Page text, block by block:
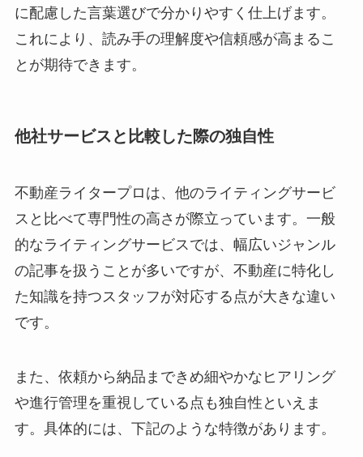
に配慮した言葉選びで分かりやすく仕上げます。
これにより、読み手の理解度や信頼感が高まるこ
とが期待できます。
他社サービスと比較した際の独自性
不動産ライタープロは、他のライティングサービ
スと比べて専門性の高さが際立っています。一般
的なライティングサービスでは、幅広いジャンル
の記事を扱うことが多いですが、不動産に特化し
た知識を持つスタッフが対応する点が大きな違い
です。
また、依頼から納品まできめ細やかなヒアリング
や進行管理を重視している点も独自性といえま
す。具体的には、下記のような特徴があります。